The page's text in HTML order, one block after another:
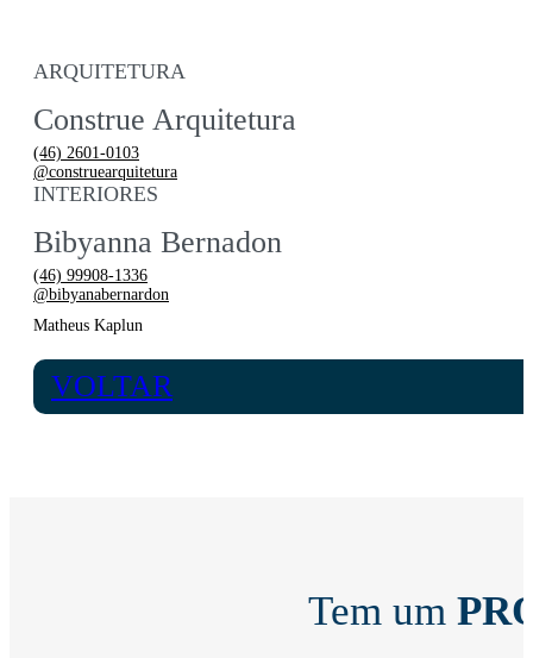
ARQUITETURA
Construe Arquitetura
(46) 2601-0103
@construearquitetura
INTERIORES
Bibyanna Bernadon
(46) 99908-1336
@bibyanabernardon
Matheus Kaplun
VOLTAR
Tem um